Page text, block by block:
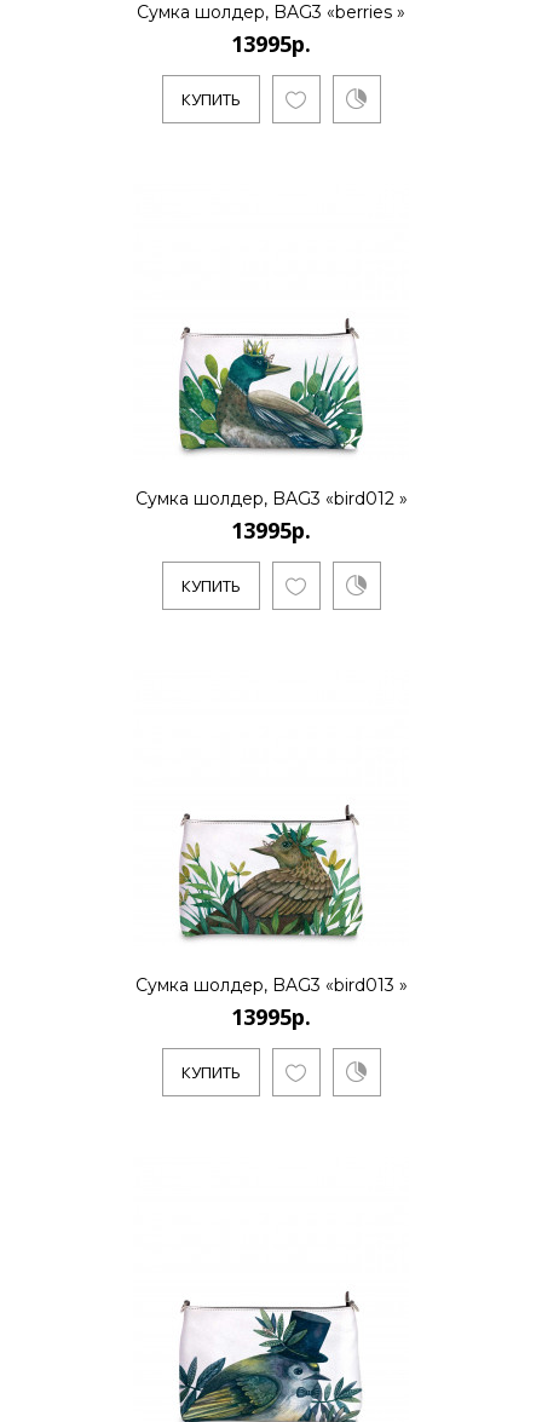
КУПИТЬ
КУПИТЬ
Сумка шолдер, BAG3 «berries »
13995р.
КУПИТЬ
Сумка шолдер, BAG3 «bird012 »
13995р.
КУПИТЬ
Сумка шолдер, BAG3 «bird013 »
13995р.
КУПИТЬ